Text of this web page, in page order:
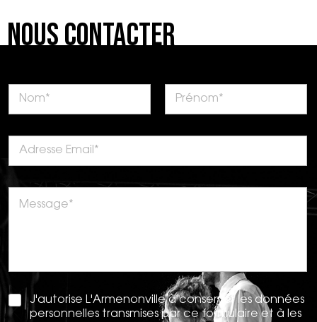
Nous Contacter
J'autorise L'Armenonville à conserver les données
personnelles transmises par ce formulaire et à les